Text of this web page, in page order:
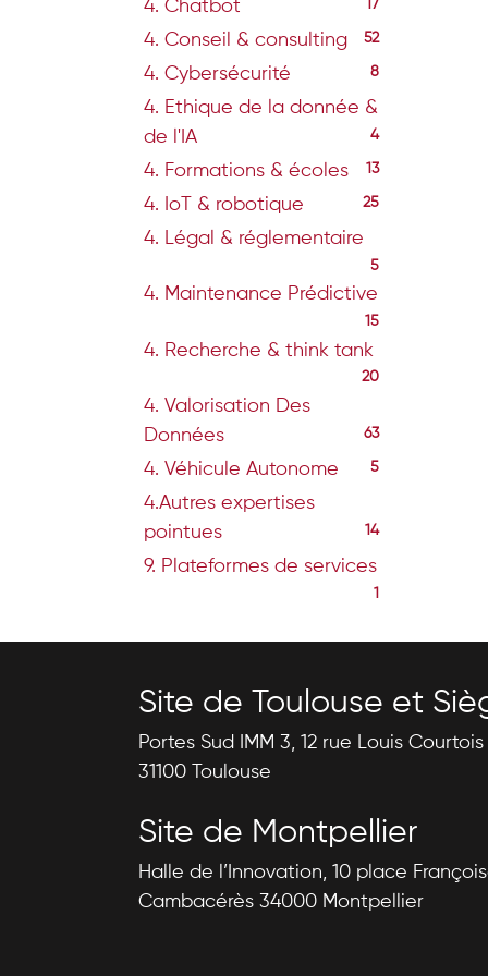
4. Chatbot 17
4. Conseil & consulting 52
4. Cybersécurité 8
4. Ethique de la donnée &
de l'IA
4
4. Formations & écoles 13
4. IoT & robotique 25
4. Légal & réglementaire
5
4. Maintenance Prédictive
15
4. Recherche & think tank
20
4. Valorisation Des
Données
63
4. Véhicule Autonome 5
4.Autres expertises
pointues
14
9. Plateformes de services
1
Site de Toulouse et
Portes Sud IMM 3, 12 rue Louis
31100 Toulouse
Site de Montpellier
Halle de l’Innovation, 10 place
Cambacérès 34000 Montpellier